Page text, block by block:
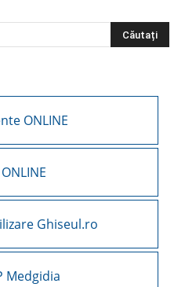
ONLINE
Ghiseul.ro
Medgidia